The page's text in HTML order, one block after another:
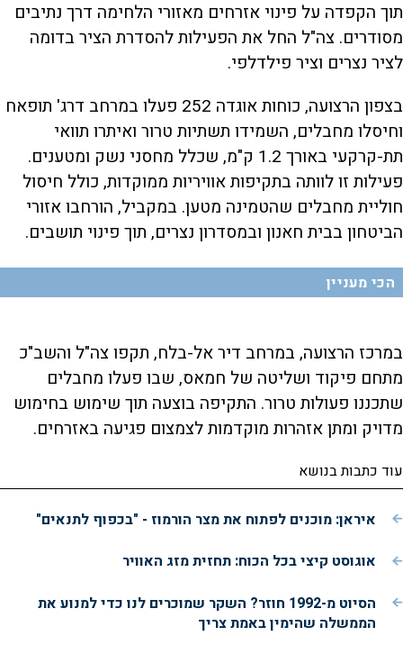
תוך הקפדה על פינוי אזרחים מאזורי הלחימה דרך נתיבים
מסודרים. צה"ל החל את הפעילות להסדרת הציר בדומה
לציר נצרים וציר פילדלפי.
בצפון הרצועה, כוחות אוגדה 252 פעלו במרחב דרג' תופאח
וחיסלו מחבלים, השמידו תשתיות טרור ואיתרו תוואי
תת-קרקעי באורך 1.2 ק"מ, שכלל מחסני נשק ומטענים.
פעילות זו לוותה בתקיפות אוויריות ממוקדות, כולל חיסול
חוליית מחבלים שהטמינה מטען. במקביל, הורחבו אזורי
הביטחון בבית חאנון ובמסדרון נצרים, תוך פינוי תושבים.
הכי מעניין
במרכז הרצועה, במרחב דיר אל-בלח, תקפו צה"ל והשב"כ
מתחם פיקוד ושליטה של חמאס, שבו פעלו מחבלים
שתכננו פעולות טרור. התקיפה בוצעה תוך שימוש בחימוש
מדויק ומתן אזהרות מוקדמות לצמצום פגיעה באזרחים.
עוד כתבות בנושא
איראן: מוכנים לפתוח את מצר הורמוז - "בכפוף לתנאים"
אוגוסט קיצי בכל הכוח: תחזית מזג האוויר
הסיוט מ-1992 חוזר? השקר שמוכרים לנו כדי למנוע את
הממשלה שהימין באמת צריך